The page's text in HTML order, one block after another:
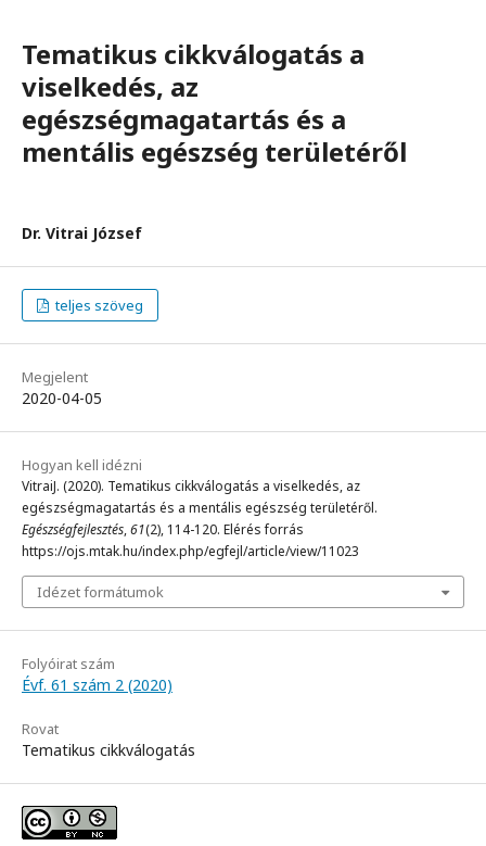
Tematikus cikkválogatás a
viselkedés, az
egészségmagatartás és a
mentális egészség területéről
Dr. Vitrai József
teljes szöveg
Megjelent
2020-04-05
Hogyan kell idézni
VitraiJ. (2020). Tematikus cikkválogatás a viselkedés, az
egészségmagatartás és a mentális egészség területéről.
Egészségfejlesztés,61(2), 114-120. Elérés forrás
https://ojs.mtak.hu/index.php/egfejl/article/view/11023
Idézet formátumok
Folyóirat szám
Évf. 61 szám 2 (2020)
Rovat
Tematikus cikkválogatás